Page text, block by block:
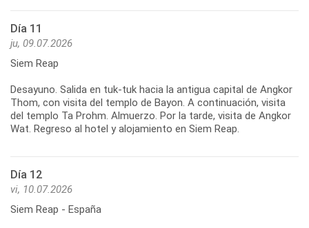
Día 11
ju, 09.07.2026
Siem Reap
Desayuno. Salida en tuk-tuk hacia la antigua capital de Angkor
Thom, con visita del templo de Bayon. A continuación, visita
del templo Ta Prohm. Almuerzo. Por la tarde, visita de Angkor
Día 12
vi, 10.07.2026
Siem Reap - España